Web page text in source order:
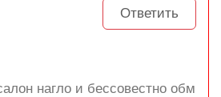
Ответить
нагло и бессовестно обм